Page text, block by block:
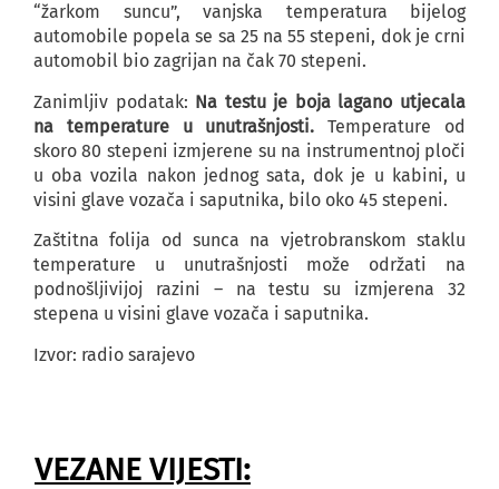
“žarkom suncu”, vanjska temperatura bijelog
automobile popela se sa 25 na 55 stepeni, dok je crni
automobil bio zagrijan na čak 70 stepeni.
Zanimljiv podatak: Na testu je boja lagano utjecala
na temperature u unutrašnjosti. Temperature od
skoro 80 stepeni izmjerene su na instrumentnoj ploči
u oba vozila nakon jednog sata, dok je u kabini, u
visini glave vozača i saputnika, bilo oko 45 stepeni.
Zaštitna folija od sunca na vjetrobranskom staklu
temperature u unutrašnjosti može održati na
podnošljivijoj razini – na testu su izmjerena 32
stepena u visini glave vozača i saputnika.
Izvor: radio sarajevo
VEZANE VIJESTI: